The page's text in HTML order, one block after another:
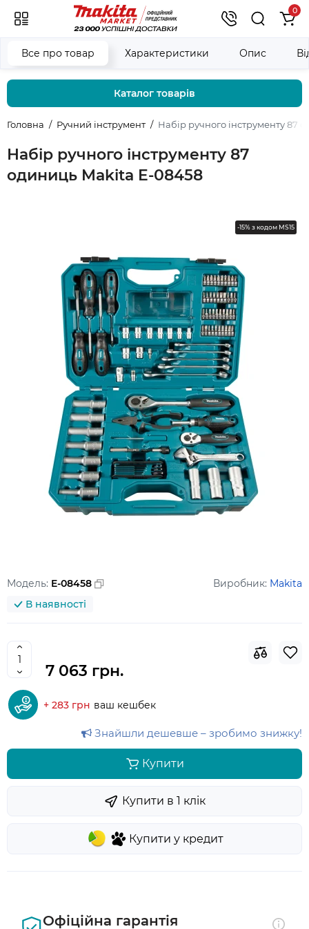
0
Каталог товарів
Головна Ручний інструмент Набір ручного інструменту 87
Набір ручного інструменту 87
одиниць Makita E-08458
Все про товар Характеристики Опис
-15% з кодом MS15
Модель: E-08458 Виробник: Makita
В наявності
7 063 грн.
+ 283 грн ваш кешбек
Знайшли дешевше – зробимо знижку!
Купити
Купити у кредит
Купити в 1 клiк
Офіційна гарантія